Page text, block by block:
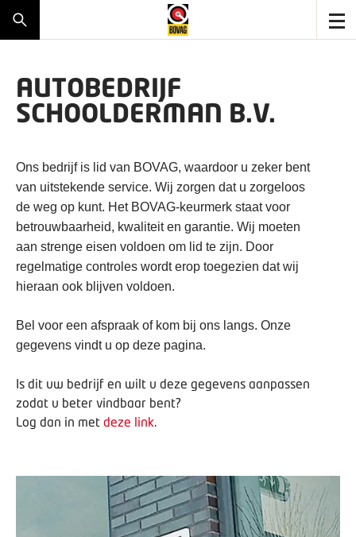
AUTOBEDRIJF
SCHOOLDERMAN B.V.
Ons bedrijf is lid van BOVAG, waardoor u zeker bent
van uitstekende service. Wij zorgen dat u zorgeloos
de weg op kunt. Het BOVAG-keurmerk staat voor
betrouwbaarheid, kwaliteit en garantie. Wij moeten
aan strenge eisen voldoen om lid te zijn. Door
regelmatige controles wordt erop toegezien dat wij
hieraan ook blijven voldoen.
Bel voor een afspraak of kom bij ons langs. Onze
gegevens vindt u op deze pagina.
Is dit uw bedrijf en wilt u deze gegevens aanpassen
zodat u beter vindbaar bent?
Log dan in met deze link.